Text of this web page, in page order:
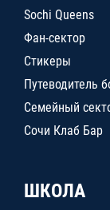
Sochi Queens
Фан-сектор
Стикеры
Путеводитель
Семейный
Сочи Клаб Бар
ШКОЛА